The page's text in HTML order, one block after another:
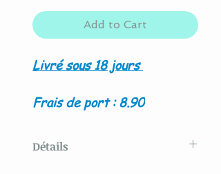
Add to Cart
Livré sous 18 jours
Frais de port : 8.90
Détails